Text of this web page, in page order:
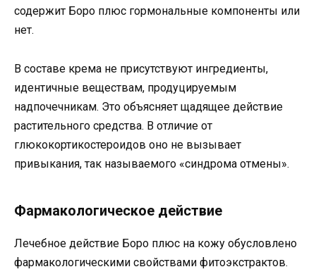
содержит Боро плюс гормональные компоненты или
нет.
В составе крема не присутствуют ингредиенты,
идентичные веществам, продуцируемым
надпочечникам. Это объясняет щадящее действие
растительного средства. В отличие от
глюкокортикостероидов оно не вызывает
привыкания, так называемого «синдрома отмены».
Фармакологическое действие
Лечебное действие Боро плюс на кожу обусловлено
фармакологическими свойствами фитоэкстрактов.